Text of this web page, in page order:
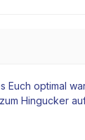
Euch optimal
Hingucker